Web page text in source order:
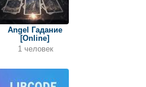
Angel Гадание
[Online]
1 человек